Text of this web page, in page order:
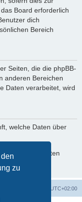
zu
Board erforderlich
dich
Bereich
Seiten, die die phpBB-
anderen Bereichen
Daten verarbeitet, wird
welche Daten über
deiner Daten
UTC+02:00